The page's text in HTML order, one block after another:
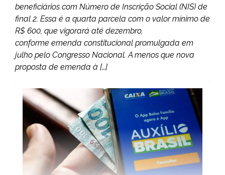
beneficiários com Número de Inscrição Social (NIS) de
final 2. Essa é a quarta parcela com o valor mínimo de
R$ 600, que vigorará até dezembro,
conforme emenda constitucional promulgada em
julho pelo Congresso Nacional. A menos que nova
proposta de emenda à […]